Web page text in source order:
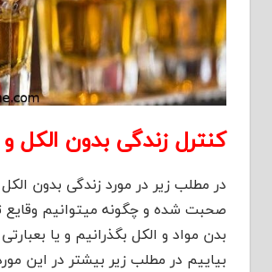
کنترل زندگی بدون الکل و
در مطلب زیر در مورد زندگی بدون
صحبت شده و چگونه میتوانیم وقایع
بدن مواد و الکل بگذرانیم و یا بعبارتی
بیاییم در مطلب زیر بیشتر در این